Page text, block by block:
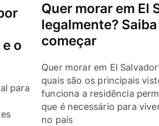
o
para
Quer morar em El
legalmente?
começar
Quer morar em El
quais são os principais
funciona a residência
que é necessário para
no país